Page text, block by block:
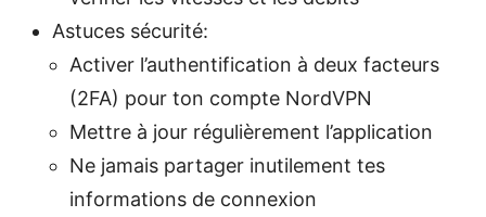
Astuces sécurité:
Activer l’authentification à deux facteurs
(2FA) pour ton compte NordVPN
Mettre à jour régulièrement l’application
Ne jamais partager inutilement tes
informations de connexion